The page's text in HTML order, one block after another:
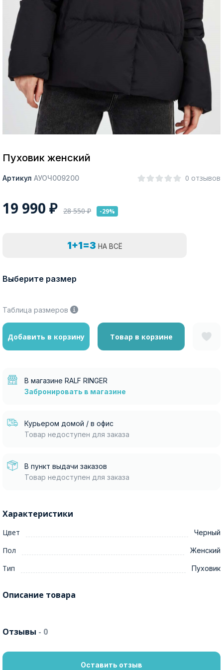
Да, все верно Изменить город
О компании
Пуховик женский
Артикул АУОЧ009200 0 отзывов
19 990 ₽ 28 550₽ -29%
1+1=3 НА ВСЁ
Выберите размер
Таблица размеров
Добавить в корзину Товар в корзине
В магазине RALF RINGER
Забронировать в магазине
Курьером домой / в офис
Товар недоступен для заказа
В пункт выдачи заказов
Товар недоступен для заказа
Характеристики
Цвет Черный
Пол Женский
Тип Пуховик
Описание товара
Отзывы - 0
Оставить отзыв